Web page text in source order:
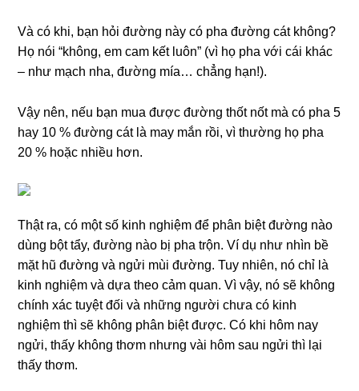
Và có khi, bạn hỏi đường này có pha đường cát không?
Họ nói “không, em cam kết luôn” (vì họ pha với cái khác
– như mạch nha, đường mía… chẳng hạn!).
Vậy nên, nếu bạn mua được đường thốt nốt mà có pha 5
hay 10 % đường cát là may mắn rồi, vì thường họ pha
20 % hoặc nhiều hơn.
Thật ra, có một số kinh nghiệm để phân biệt đường nào
dùng bột tẩy, đường nào bị pha trộn. Ví dụ như nhìn bề
mặt hũ đường và ngửi mùi đường. Tuy nhiên, nó chỉ là
kinh nghiệm và dựa theo cảm quan. Vì vậy, nó sẽ không
chính xác tuyệt đối và những người chưa có kinh
nghiệm thì sẽ không phân biệt được. Có khi hôm nay
ngửi, thấy không thơm nhưng vài hôm sau ngửi thì lại
thấy thơm.